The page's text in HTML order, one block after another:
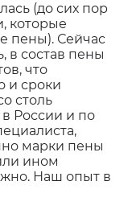
(до сих пор
которые
пены). Сейчас
в состав пены
что
и сроки
столь
России и по
марки пены
ином
Наш опыт в